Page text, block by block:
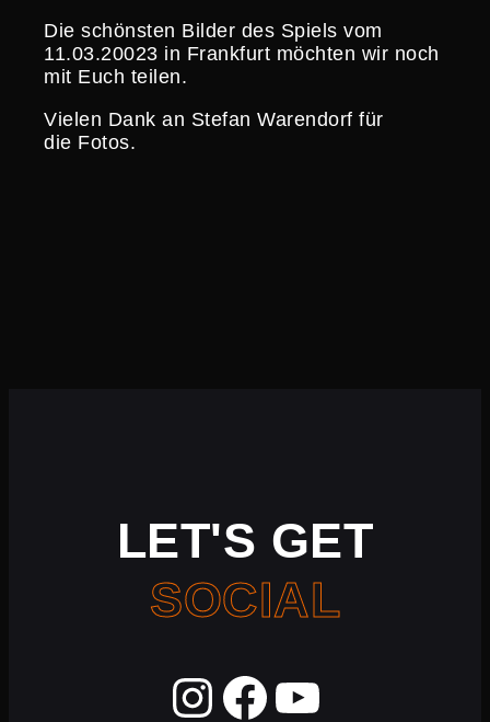
Die schönsten Bilder des Spiels vom
11.03.20023 in Frankfurt möchten wir noch
mit Euch teilen.
Vielen Dank an Stefan Warendorf für
die Fotos.
LET'S GET
SOCIAL